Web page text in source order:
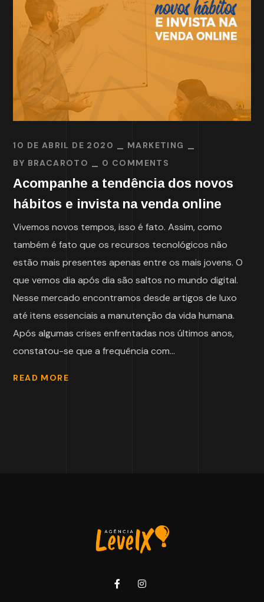
10 DE ABRIL DE 2020
MARKETING
BY BRACAROTO 0 COMMENTS
Acompanhe a tendência dos novos
hábitos e invista na venda online
Vivemos novos tempos, isso é fato. Assim, como
também é fato que os recursos tecnológicos não
estão mais presentes apenas entre os mais jovens. O
que vemos dia após dia são saltos no mundo digital.
Nesse mercado encontramos desde artigos de luxo
até itens essenciais a manutenção da vida humana.
Após algumas crises enfrentadas nos últimos anos,
constatou-se que a frequência com...
READ MORE